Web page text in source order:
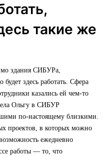
такие же
здания СИБУРа,
здесь работать. Сфера
казались ей чем-то
Ольгу в СИБУР
по-настоящему близкими.
проектов, в которых можно
ежедневно
работы — то, что